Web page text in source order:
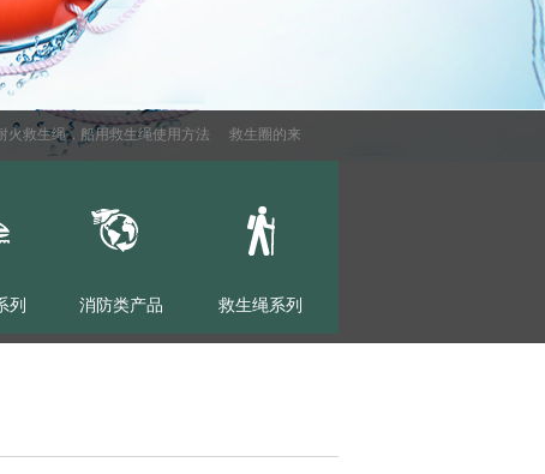
救生绳，船用救生绳使用方法 救生圈的来源
列 消防类产品 救生绳系列